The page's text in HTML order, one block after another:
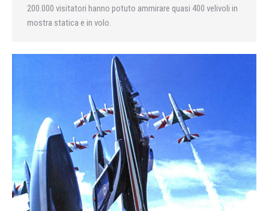
200.000 visitatori hanno potuto ammirare quasi 400 velivoli in
mostra statica e in volo.